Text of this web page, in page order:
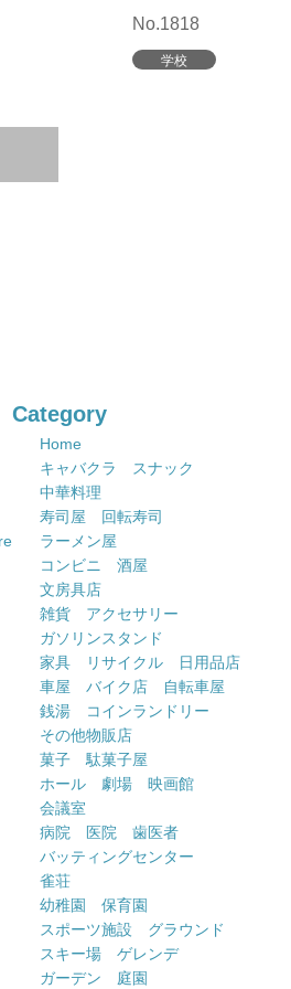
No.1818
学校
Category
Home
キャバクラ スナック
中華料理
寿司屋 回転寿司
ラーメン屋
コンビニ 酒屋
文房具店
雑貨 アクセサリー
ガソリンスタンド
家具 リサイクル 日用品店
車屋 バイク店 自転車屋
銭湯 コインランドリー
その他物販店
菓子 駄菓子屋
ホール 劇場 映画館
会議室
病院 医院 歯医者
バッティングセンター
雀荘
幼稚園 保育園
スポーツ施設 グラウンド
スキー場 ゲレンデ
ガーデン 庭園